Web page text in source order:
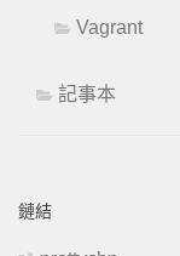
Vagrant
記事本
鏈結